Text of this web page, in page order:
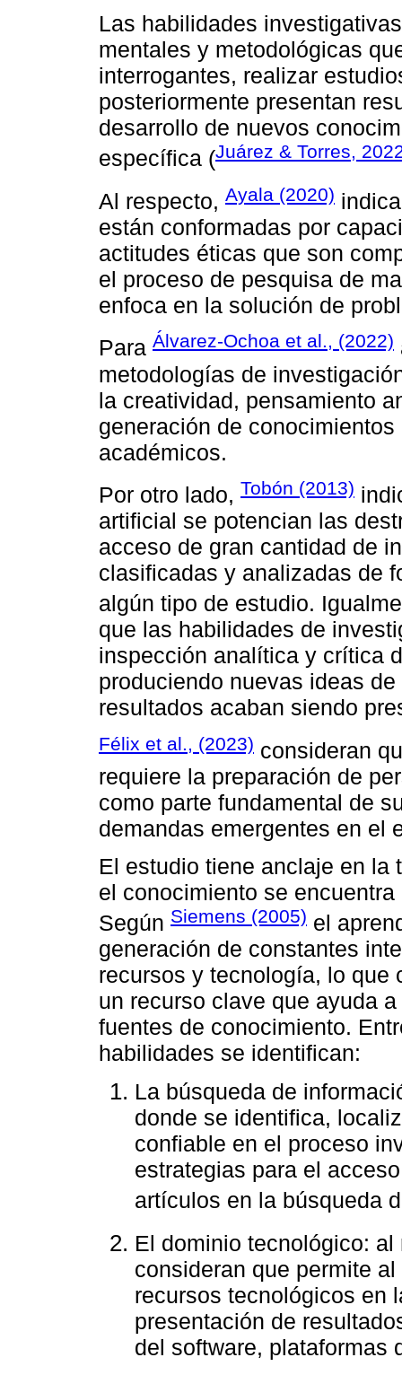
Las habilidades
mentales y metodológicas
interrogantes, realizar
posteriormente presentan
desarrollo de nuevos
específica (Juárez & Torres,
Al respecto, Ayala (2020)
están conformadas por
actitudes éticas que son
el proceso de pesquisa de
enfoca en la solución de
Para Álvarez-Ochoa et al., (2022)
metodologías de
la creatividad, pensamiento
generación de
académicos.
Por otro lado, Tobón (2013)
artificial se potencian las
acceso de gran cantidad de
clasificadas y analizadas de
algún tipo de estudio.
que las habilidades de
inspección analítica y crítica
produciendo nuevas ideas
resultados acaban siendo
Félix et al., (2023) consideran
requiere la preparación de
como parte fundamental de
demandas emergentes en el
El estudio tiene anclaje en la
el conocimiento se
Según Siemens (2005) el
generación de constantes
recursos y tecnología, lo que
un recurso clave que ayuda
fuentes de conocimiento.
habilidades se identifican:
La búsqueda de
donde se identifica,
confiable en el proceso
estrategias para el
artículos en la búsqueda
El dominio tecnológico:
consideran que permite
recursos tecnológicos en
presentación de
del software, plataformas